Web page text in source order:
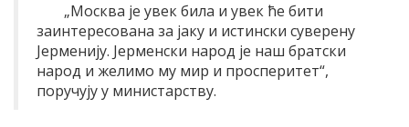
„Москва је увек била и увек ће бити
заинтересована за јаку и истински суверену
Јерменију. Јерменски народ је наш братски
народ и желимо му мир и просперитет“,
поручују у министарству.